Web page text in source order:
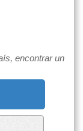
encontrar un